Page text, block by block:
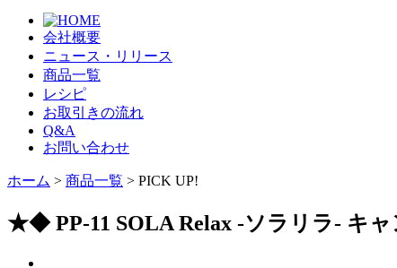
会社概要
ニュース・リリース
商品一覧
レシピ
お取引きの流れ
Q&A
お問い合わせ
ホーム > 商品一覧 > PICK UP!
★◆ PP-11 SOLA Relax -ソラリラ- キ